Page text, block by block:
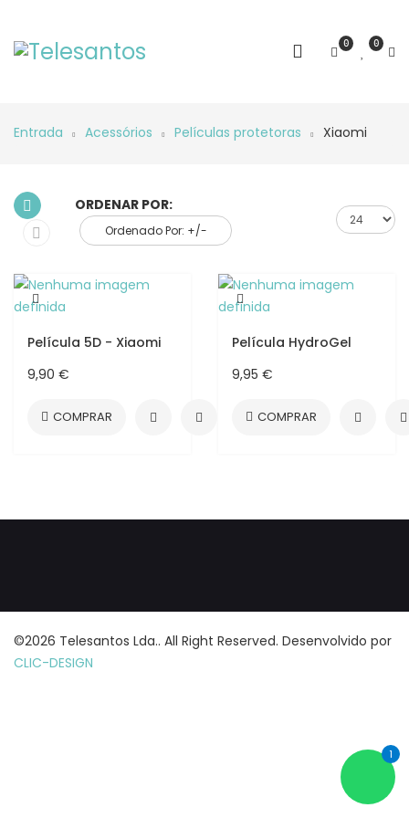
0 0
Entrada Acessórios Películas protetoras Xiaomi
ORDENAR POR:
Ordenado Por: +/-
Película 5D - Xiaomi
9,90 €
Película HydroGel
9,95 €
1
©2026 Telesantos Lda.. All Right Reserved. Desenvolvido por
CLIC-DESIGN